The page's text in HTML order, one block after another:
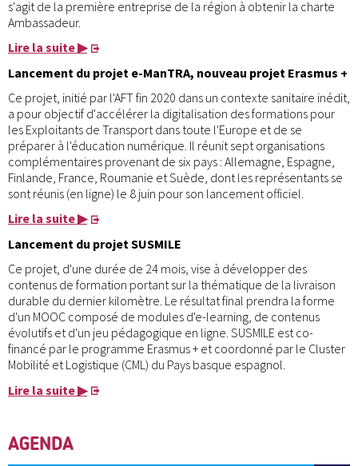
s'agit de la première entreprise de la région à obtenir la charte
Ambassadeur.
Lire la suite ▶
Lancement du projet e-ManTRA, nouveau projet Erasmus +
Ce projet, initié par l'AFT fin 2020 dans un contexte sanitaire inédit,
a pour objectif d'accélérer la digitalisation des formations pour
les Exploitants de Transport dans toute l'Europe et de se
préparer à l'éducation numérique. Il réunit sept organisations
complémentaires provenant de six pays : Allemagne, Espagne,
Finlande, France, Roumanie et Suède, dont les représentants se
sont réunis (en ligne) le 8 juin pour son lancement officiel.
Lire la suite ▶
Lancement du projet SUSMILE
Ce projet, d'une durée de 24 mois, vise à développer des
contenus de formation portant sur la thématique de la livraison
durable du dernier kilomètre. Le résultat final prendra la forme
d'un MOOC composé de modules d'e-learning, de contenus
évolutifs et d'un jeu pédagogique en ligne. SUSMILE est co-
financé par le programme Erasmus + et coordonné par le Cluster
Mobilité et Logistique (CML) du Pays basque espagnol.
Lire la suite ▶
AGENDA